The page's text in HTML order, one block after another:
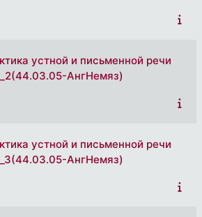
устной и письменной речи
АнгНемяз)
устной и письменной речи
АнгНемяз)